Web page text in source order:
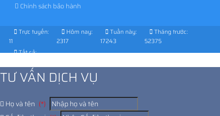
Chính sách bảo hành
Trực tuyến:
11
Hôm nay:
2317
Tuần này:
17243
Tháng trước:
52375
Tất cả:
TƯ VẤN DỊCH VỤ
Họ và tên (*)